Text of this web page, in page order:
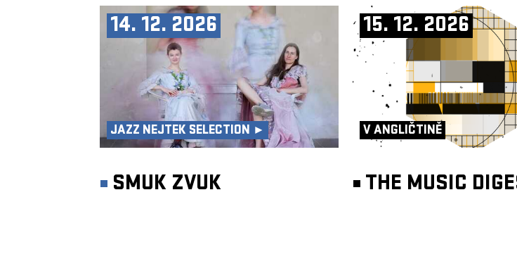
14. 12. 2026
JAZZ NEJTEK SELECTION ►
SMUK ZVUK
15. 12. 2026
V ANGLIČTINĚ
THE MUSIC